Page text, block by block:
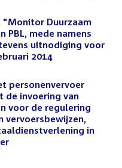
Duurzaam
PBL, mede namens
tevens uitnodiging voor
2014
personenvervoer
de invoering van
voor de regulering
vervoersbewijzen,
in